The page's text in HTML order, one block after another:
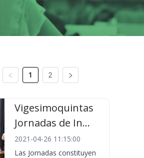
1 2
Vigesimoquintas
Jornadas de In...
2021-04-26 11:15:00
Las Jornadas constituyen